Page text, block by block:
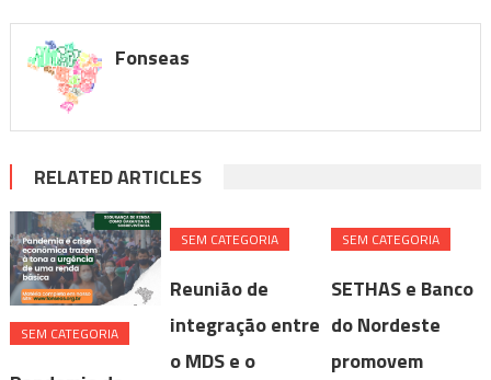
Fonseas
RELATED ARTICLES
SEM CATEGORIA
SEM CATEGORIA
Reunião de
integração entre
o MDS e o
SEM CATEGORIA
SETHAS e Banco
do Nordeste
promovem